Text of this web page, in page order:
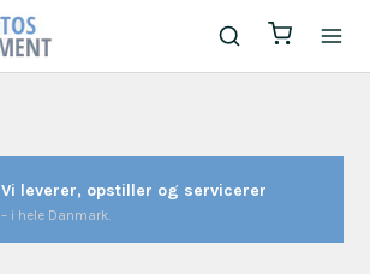
Vi leverer, opstiller og servicerer
– i hele Danmark.